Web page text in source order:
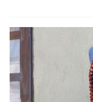
Etoles,